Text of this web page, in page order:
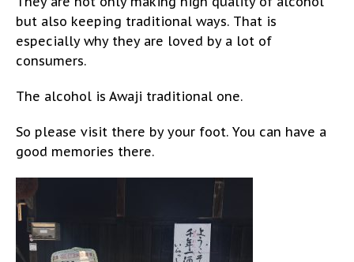
but also keeping traditional ways. That is
especially why they are loved by a lot of
consumers.
The alcohol is Awaji traditional one.
So please visit there by your foot. You can have a
good memories there.